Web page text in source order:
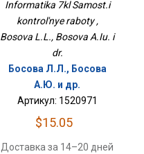
Informatika 7kl Samost.i
kontrol'nye raboty ,
Bosova L.L., Bosova A.Iu. i
dr.
Босова Л.Л., Босова
А.Ю. и др.
Артикул: 1520971
$15.05
Доставка за 14–20 дней